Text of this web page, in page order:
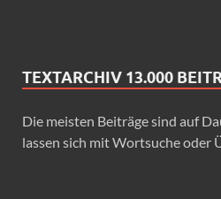
TEXTARCHIV 13.000
Die meisten Beiträge sind auf
lassen sich mit Wortsuche oder